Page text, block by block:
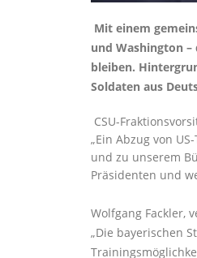
Mit einem
und Washington
bleiben.
Soldaten aus
CSU-
Ein Abzug von
und zu unserem
Präsidenten und
Wolfgang Fackler,
Die bayerischen